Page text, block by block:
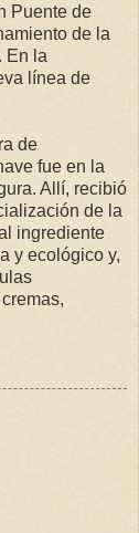
Puente de
de la
En la
línea de
de
fue en la
Allí, recibió
de la
ingrediente
y ecológico y,